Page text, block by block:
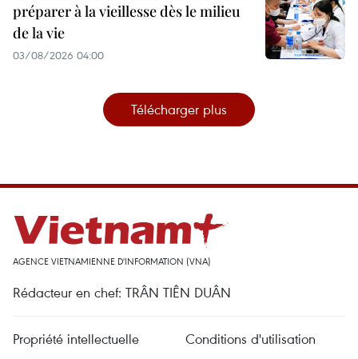
préparer à la vieillesse dès le milieu
de la vie
03/08/2026 04:00
Télécharger plus
AGENCE VIETNAMIENNE D'INFORMATION (VNA)
Rédacteur en chef: TRÂN TIÊN DUÂN
Propriété intellectuelle
Conditions d'utilisation